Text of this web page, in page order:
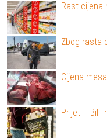
Rast cijena
Zbog rasta
Cijena
Prijeti li BiH